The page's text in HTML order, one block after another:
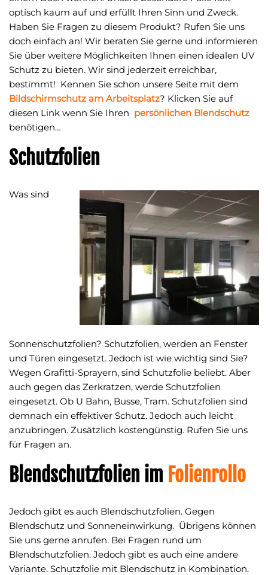
optisch kaum auf und erfüllt Ihren Sinn und Zweck.
Haben Sie Fragen zu diesem Produkt? Rufen Sie uns
doch einfach an! Wir beraten Sie gerne und informieren
Sie über weitere Möglichkeiten Ihnen einen idealen UV
Schutz zu bieten. Wir sind jederzeit erreichbar,
bestimmt! Kennen Sie schon unsere Seite mit dem
Bildschirmschutz am Arbeitsplatz? Klicken Sie auf
diesen Link wenn Sie Ihren persönlichen Blendschutz
benötigen…
Schutzfolien
Was sind
Sonnenschutzfolien? Schutzfolien, werden an Fenster
und Türen eingesetzt. Jedoch ist wie wichtig sind Sie?
Wegen Grafitti-Sprayern, sind Schutzfolie beliebt. Aber
auch gegen das Zerkratzen, werde Schutzfolien
eingesetzt. Ob U Bahn, Busse, Tram. Schutzfolien sind
demnach ein effektiver Schutz. Jedoch auch leicht
anzubringen. Zusätzlich kostengünstig. Rufen Sie uns
für Fragen an.
Blendschutzfolien im Folienrollo
Jedoch gibt es auch Blendschutzfolien. Gegen
Blendschutz und Sonneneinwirkung. Übrigens können
Sie uns gerne anrufen. Bei Fragen rund um
Blendschutzfolien. Jedoch gibt es auch eine andere
Variante. Schutzfolie mit Blendschutz in Kombination.